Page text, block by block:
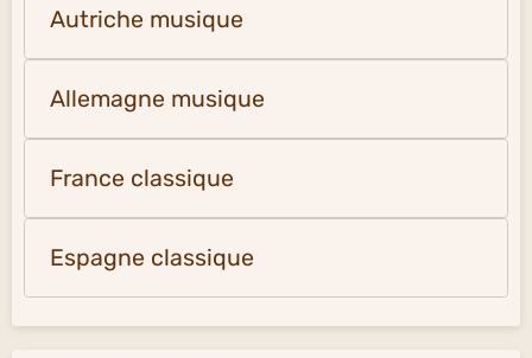
Autriche musique
Allemagne musique
France classique
Espagne classique